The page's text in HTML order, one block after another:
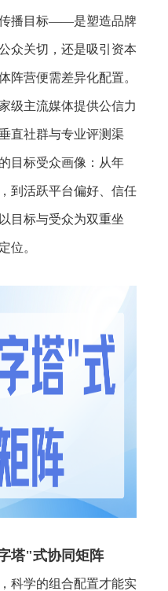
播目标——是塑造品牌
众关切，还是吸引资本
阵营便需差异化配置。
级主流媒体提供公信力
直社群与专业评测渠
目标受众画像：从年
到活跃平台偏好、信任
目标与受众为双重坐
位。
塔"式协同矩阵
科学的组合配置才能实